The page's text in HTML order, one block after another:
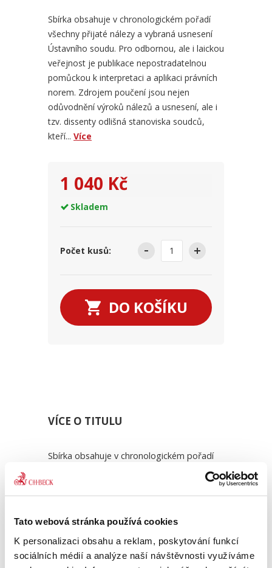
Tato webová stránka používá cookies
K personalizaci obsahu a reklam, poskytování funkcí
sociálních médií a analýze naší návštěvnosti využíváme
Sbírka obsahuje v chronologickém pořadí
všechny přijaté nálezy a vybraná usnesení
Ústavního soudu. Pro odbornou, ale i laickou
veřejnost je publikace nepostradatelnou
pomůckou k interpretaci a aplikaci právních
norem. Zdrojem poučení jsou nejen
odůvodnění výroků nálezů a usnesení, ale i
tzv. dissenty odlišná stanoviska soudců,
kteří... Více
1 040 Kč
Skladem
Počet kusů:
DO KOŠÍKU
VÍCE O TITULU
Sbírka obsahuje v chronologickém pořadí
všechny přijaté nálezy a vybraná usnesení
Ústavního soudu. Pro odbornou, ale i
laickou veřejnost je publikace
a aplikaci právních norem. Zdrojem poučení
usnesení, ale i tzv. dissenty odlišná
stanoviska soudců, kteří nesouhlasí s